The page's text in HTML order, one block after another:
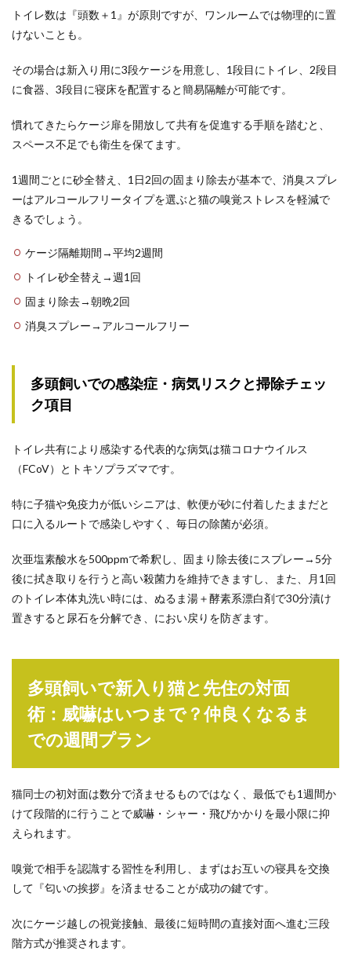
トイレ数は『頭数＋1』が原則ですが、ワンルームでは物理的に置
けないことも。
その場合は新入り用に3段ケージを用意し、1段目にトイレ、2段目
に食器、3段目に寝床を配置すると簡易隔離が可能です。
慣れてきたらケージ扉を開放して共有を促進する手順を踏むと、
スペース不足でも衛生を保てます。
1週間ごとに砂全替え、1日2回の固まり除去が基本で、消臭スプレ
ーはアルコールフリータイプを選ぶと猫の嗅覚ストレスを軽減で
きるでしょう。
ケージ隔離期間→平均2週間
トイレ砂全替え→週1回
固まり除去→朝晩2回
消臭スプレー→アルコールフリー
多頭飼いでの感染症・病気リスクと掃除チェッ
ク項目
トイレ共有により感染する代表的な病気は猫コロナウイルス
（FCoV）とトキソプラズマです。
特に子猫や免疫力が低いシニアは、軟便が砂に付着したままだと
口に入るルートで感染しやすく、毎日の除菌が必須。
次亜塩素酸水を500ppmで希釈し、固まり除去後にスプレー→5分
後に拭き取りを行うと高い殺菌力を維持できますし、また、月1回
のトイレ本体丸洗い時には、ぬるま湯＋酵素系漂白剤で30分漬け
置きすると尿石を分解でき、におい戻りを防ぎます。
多頭飼いで新入り猫と先住の対面
術：威嚇はいつまで？仲良くなるま
での週間プラン
猫同士の初対面は数分で済ませるものではなく、最低でも1週間か
けて段階的に行うことで威嚇・シャー・飛びかかりを最小限に抑
えられます。
嗅覚で相手を認識する習性を利用し、まずはお互いの寝具を交換
して『匂いの挨拶』を済ませることが成功の鍵です。
次にケージ越しの視覚接触、最後に短時間の直接対面へ進む三段
階方式が推奨されます。